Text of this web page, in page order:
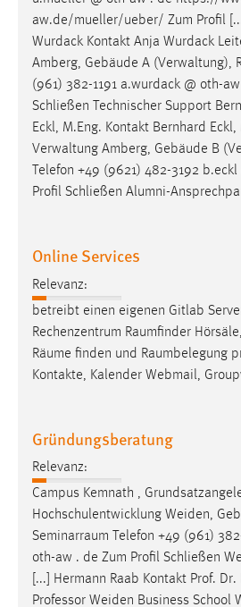
aw.de/mueller/ueber/ Zum Profil
Wurdack Kontakt Anja Wurdack
Amberg, Gebäude A (Verwaltung),
(961) 382-1191 a.wurdack @ oth-
Schließen Technischer Support
Eckl, M.Eng. Kontakt Bernhard Eckl,
Verwaltung Amberg, Gebäude B
Telefon +49 (9621) 482-3192
Profil Schließen Alumni-
Online Services
Relevanz:
betreibt einen eigenen Gitlab
Rechenzentrum Raumfinder
Räume finden und Raumbelegung
Kontakte, Kalender Webmail,
Gründungsberatung
Relevanz:
Campus Kemnath ,
Hochschulentwicklung Weiden,
Seminarraum Telefon +49 (961)
oth-aw . de Zum Profil Schließen
[...] Hermann Raab Kontakt Prof.
Professor Weiden Business School